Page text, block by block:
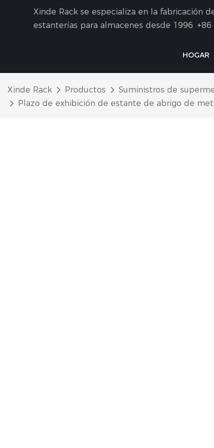
Xinde Rack se especializa en la fabricación
estanterías para almacenes desde 1996. +86
HOGAR
Xinde Rack Productos Suministros de
Plazo de exhibición de estante de abrigo de